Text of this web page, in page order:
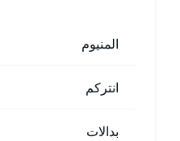
المنيوم
انتركم
بدالات